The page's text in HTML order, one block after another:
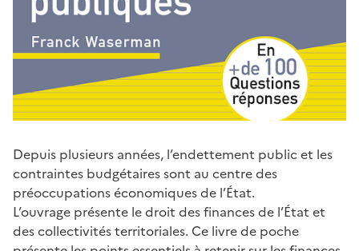
Depuis plusieurs années, l’endettement public et les
contraintes budgétaires sont au centre des
préoccupations économiques de l’État.
L’ouvrage présente le droit des finances de l’État et
des collectivités territoriales. Ce livre de poche